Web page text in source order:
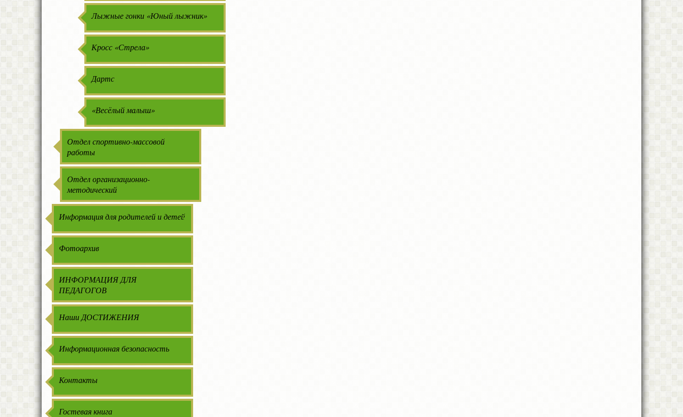
Лыжные гонки «Юный лыжник»
Кросс «Стрела»
Дартс
«Весёлый малыш»
Отдел спортивно-массовой
работы
Отдел организационно-
методический
Информация для родителей и детей
Фотоархив
ИНФОРМАЦИЯ ДЛЯ
ПЕДАГОГОВ
Наши ДОСТИЖЕНИЯ
Информационная безопасность
Контакты
Гостевая книга